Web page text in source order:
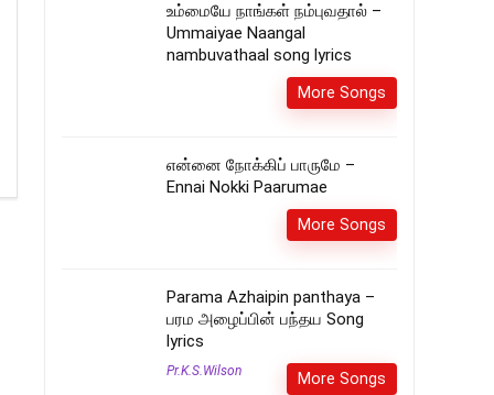
உம்மையே நாங்கள் நம்புவதால் –
Ummaiyae Naangal
nambuvathaal song lyrics
More Songs
என்னை நோக்கிப் பாருமே –
Ennai Nokki Paarumae
More Songs
Parama Azhaipin panthaya –
பரம அழைப்பின் பந்தய Song
lyrics
Pr.K.S.Wilson More Songs